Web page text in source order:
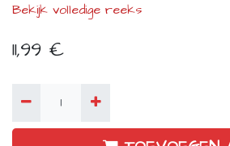
Bekijk volledige reeks
11,99 €